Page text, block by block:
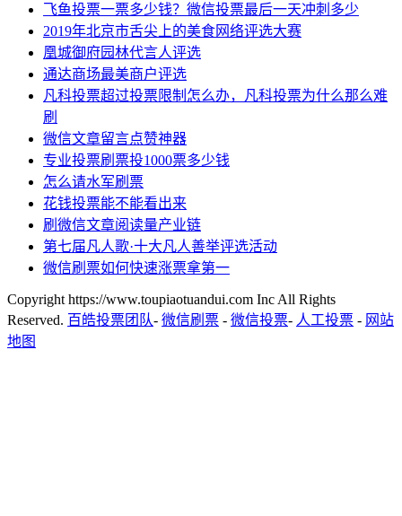
飞鱼投票一票多少钱？微信投票最后一天冲刺多少
2019年北京市舌尖上的美食网络评选大赛
凰城御府园林代言人评选
通达商场最美商户评选
凡科投票超过投票限制怎么办，凡科投票为什么那么难
刷
微信文章留言点赞神器
专业投票刷票投1000票多少钱
怎么请水军刷票
花钱投票能不能看出来
刷微信文章阅读量产业链
第七届凡人歌·十大凡人善举评选活动
微信刷票如何快速涨票拿第一
Copyright https://www.toupiaotuandui.com Inc All Rights
Reserved. 百皓投票团队- 微信刷票 - 微信投票- 人工投票 - 网站
地图